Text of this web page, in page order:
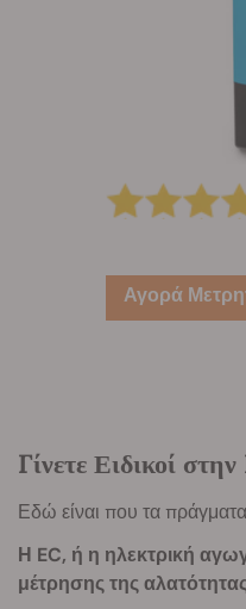
Αγορά
Γίνετε Ειδικοί
Εδώ είναι που τα πράγματα
Η EC, ή η ηλεκτρική
μέτρησης της